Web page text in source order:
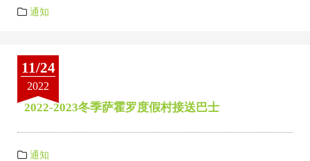
通知
11/24
2022
2022-2023冬季萨霍罗度假村接送巴士
通知